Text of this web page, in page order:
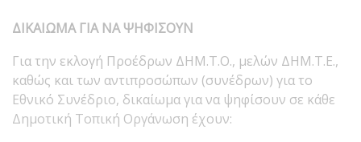
ΔΙΚΑΙΩΜΑ ΓΙΑ ΝΑ ΨΗΦΙΣΟΥΝ
Για την εκλογή Προέδρων ΔΗΜ.Τ.Ο., μελών ΔΗΜ.Τ.Ε.,
καθώς και των αντιπροσώπων (συνέδρων) για το
Εθνικό Συνέδριο, δικαίωμα για να ψηφίσουν σε κάθε
Δημοτική Τοπική Οργάνωση έχουν: